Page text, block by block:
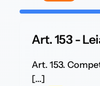
Art. 153 -
Art. 153.
[...]